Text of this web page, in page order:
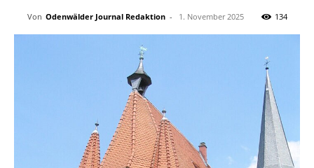
Von Odenwälder Journal Redaktion - 1. November 2025 134